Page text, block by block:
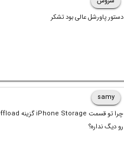
دستور پاورشل عالی بود تشکر
samy
رو دیگ نداره؟